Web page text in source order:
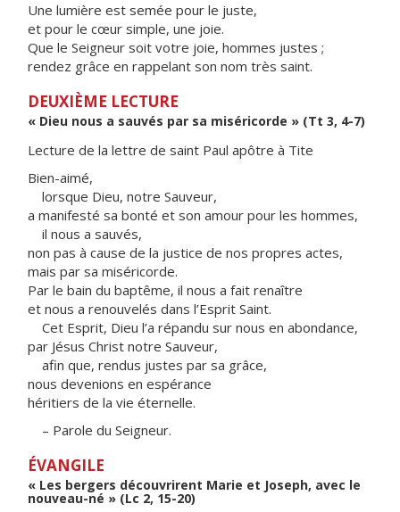
Une lumière est semée pour le juste,
et pour le cœur simple, une joie.
Que le Seigneur soit votre joie, hommes justes ;
rendez grâce en rappelant son nom très saint.
DEUXIÈME LECTURE
« Dieu nous a sauvés par sa miséricorde » (Tt 3, 4-7)
Lecture de la lettre de saint Paul apôtre à Tite
Bien-aimé,
lorsque Dieu, notre Sauveur,
a manifesté sa bonté et son amour pour les hommes,
il nous a sauvés,
non pas à cause de la justice de nos propres actes,
mais par sa miséricorde.
Par le bain du baptême, il nous a fait renaître
et nous a renouvelés dans l’Esprit Saint.
Cet Esprit, Dieu l’a répandu sur nous en abondance,
par Jésus Christ notre Sauveur,
afin que, rendus justes par sa grâce,
nous devenions en espérance
héritiers de la vie éternelle.
– Parole du Seigneur.
ÉVANGILE
« Les bergers découvrirent Marie et Joseph, avec le
nouveau-né » (Lc 2, 15-20)